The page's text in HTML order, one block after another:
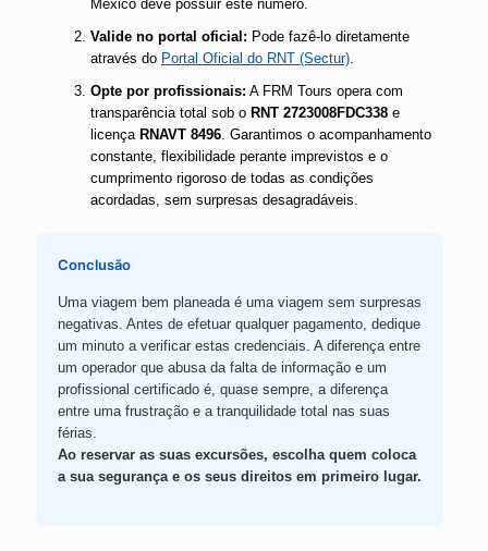
México deve possuir este número.
Valide no portal oficial: Pode fazê-lo diretamente
através do Portal Oficial do RNT (Sectur).
Opte por profissionais: A FRM Tours opera com
transparência total sob o RNT 2723008FDC338 e
licença RNAVT 8496. Garantimos o acompanhamento
constante, flexibilidade perante imprevistos e o
cumprimento rigoroso de todas as condições
acordadas, sem surpresas desagradáveis.
Conclusão
Uma viagem bem planeada é uma viagem sem surpresas
negativas. Antes de efetuar qualquer pagamento, dedique
um minuto a verificar estas credenciais. A diferença entre
um operador que abusa da falta de informação e um
profissional certificado é, quase sempre, a diferença
entre uma frustração e a tranquilidade total nas suas
férias.
Ao reservar as suas excursões, escolha quem coloca
a sua segurança e os seus direitos em primeiro lugar.